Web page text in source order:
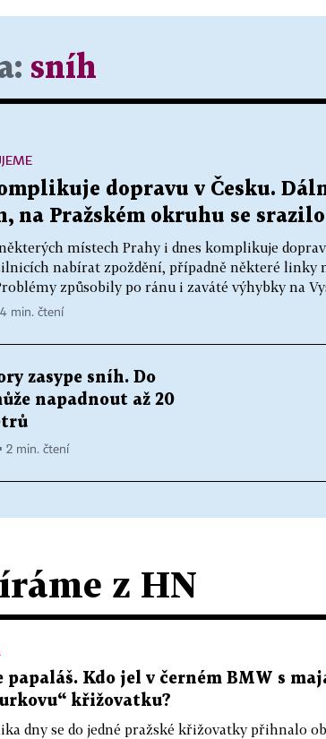
sníh
dopravu v Česku.
na Pražském okruhu se
místech Prahy i dnes komplikuje
nabírat zpoždění, případně některé linky
způsobily po ránu i zaváté výhybky na
4 min. čtení
zasype sníh. Do
napadnout až 20
2 min. čtení
z HN
papaláš. Kdo jel v černém BMW s
křižovatku?
dny se do jedné pražské křižovatky přihnalo